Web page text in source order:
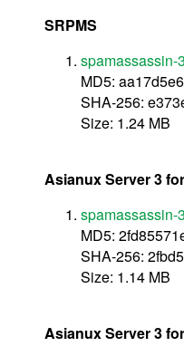
SRPMS
spamassassin-
MD5:
SHA-256:
Size: 1.24 MB
Asianux Server 3
spamassassin-
MD5:
SHA-256:
Size: 1.14 MB
Asianux Server 3